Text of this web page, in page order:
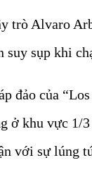
trò Alvaro
suy sụp khi
đảo của
ở khu vực 1/
với sự lúng